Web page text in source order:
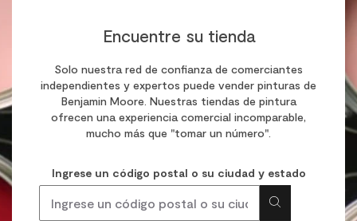
Encuentre su tienda
Solo nuestra red de confianza de comerciantes
independientes y expertos puede vender pinturas de
Benjamin Moore. Nuestras tiendas de pintura
ofrecen una experiencia comercial incomparable,
mucho más que "tomar un número".
Ingrese un código postal o su ciudad y estado